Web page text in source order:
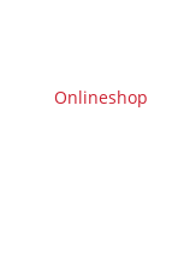
Onlineshop